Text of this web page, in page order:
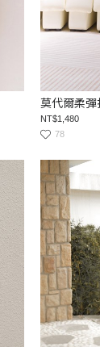
莫代爾柔彈
NT$1,480
78